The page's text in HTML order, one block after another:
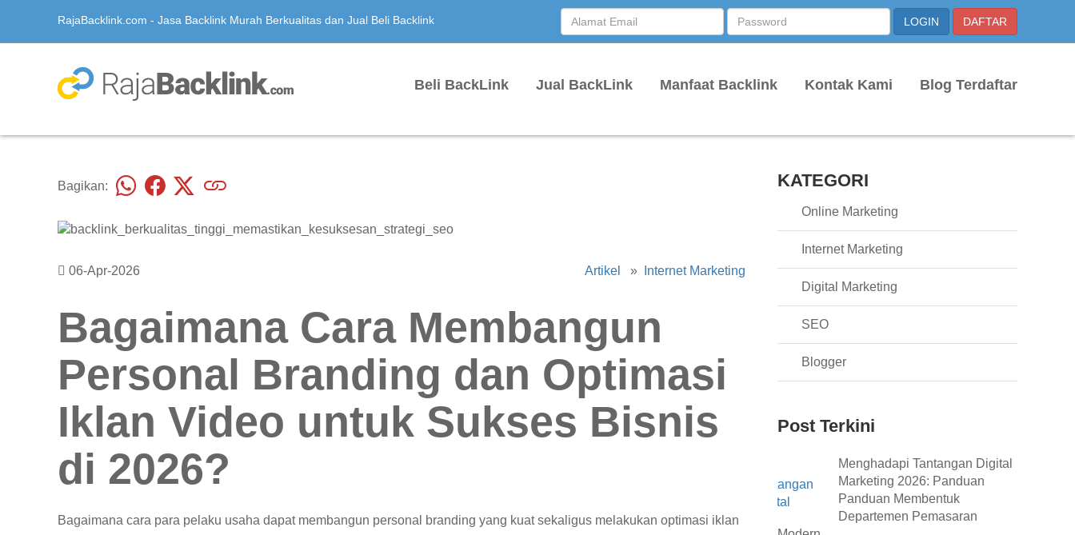
RajaBacklink.com - Jasa Backlink Murah Berkualitas dan Jual Beli Backlink
Beli BackLink Jual BackLink Manfaat Backlink Kontak Kami Blog Terdaftar
Bagikan:
06-Apr-2026 Artikel » Internet Marketing
Bagaimana Cara Membangun
Personal Branding dan Optimasi
Iklan Video untuk Sukses Bisnis
di 2026?
Bagaimana cara para pelaku usaha dapat membangun personal branding yang kuat sekaligus melakukan optimasi iklan
KATEGORI
Online Marketing
Internet Marketing
Digital Marketing
SEO
Blogger
Post Terkini
Menghadapi Tantangan Digital
Marketing 2026: Panduan
Panduan Membentuk
Departemen Pemasaran